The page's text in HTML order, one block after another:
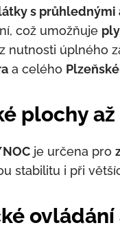
s
což umožňuje
nutnosti úplného
a celého
plochy až
je určena pro
stabilitu i při